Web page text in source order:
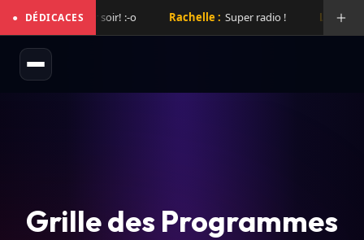
● DÉDICACES
de folie hier soir! :-o Rachelle : Super radio ! Laurent :
Grille des Programmes